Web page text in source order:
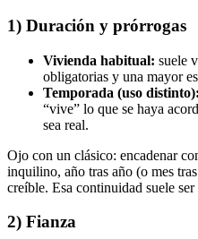
1) Duración y prórrogas
Vivienda habitual: suele
obligatorias y una mayor
Temporada (uso distinto):
“vive” lo que se haya
sea real.
Ojo con un clásico: encadenar
inquilino, año tras año (o mes
creíble. Esa continuidad suele
2) Fianza